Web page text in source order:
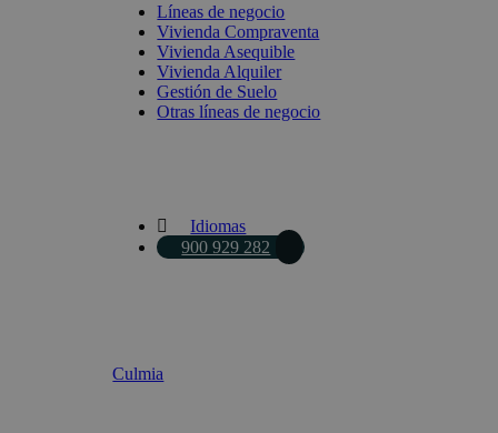
Líneas de negocio
Vivienda Compraventa
Vivienda Asequible
Vivienda Alquiler
Gestión de Suelo
Otras líneas de negocio
Idiomas
900 929 282
Culmia